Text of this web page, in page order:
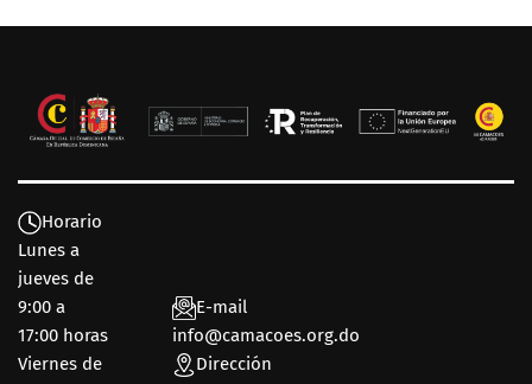
Horario
Lunes a
jueves de
9:00 a
17:00 horas
Viernes de
E-mail
info@camacoes.org.do
Dirección